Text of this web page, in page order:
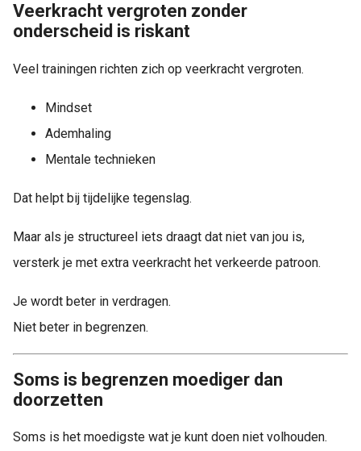
Veerkracht vergroten zonder
onderscheid is riskant
Veel trainingen richten zich op veerkracht vergroten.
Mindset
Ademhaling
Mentale technieken
Dat helpt bij tijdelijke tegenslag.
Maar als je structureel iets draagt dat niet van jou is,
versterk je met extra veerkracht het verkeerde patroon.
Je wordt beter in verdragen.
Niet beter in begrenzen.
Soms is begrenzen moediger dan
doorzetten
Soms is het moedigste wat je kunt doen niet volhouden.